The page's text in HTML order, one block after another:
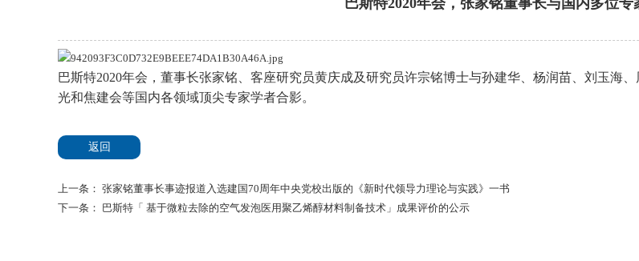
巴斯特2020年会，张家铭董事长与国内多位
巴斯特2020年会，董事长张家铭、客座研究员黄庆成及研究员许宗铭博士与孙建华、杨润苗、刘玉海
光和焦建会等国内各领域顶尖专家学者合影。
返回
上一条： 张家铭董事长事迹报道入选建国70周年中央党校出版的《新时代领导力理论与实践》一书
下一条： 巴斯特「 基于微粒去除的空气发泡医用聚乙烯醇材料制备技术」成果评价的公示